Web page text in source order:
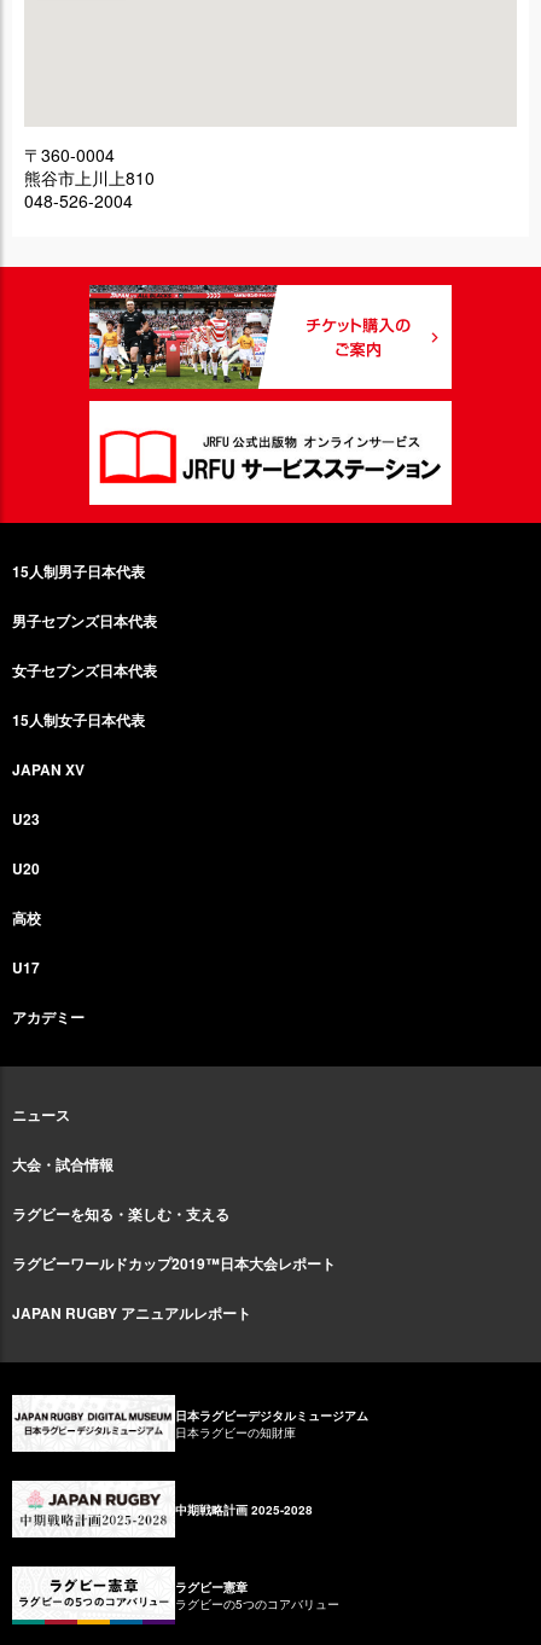
〒360-0004
熊谷市上川上810
048-526-2004
15人制男子日本代表
男子セブンズ日本代表
女子セブンズ日本代表
15人制女子日本代表
JAPAN XV
U23
U20
高校
U17
アカデミー
ニュース
大会・試合情報
ラグビーを知る・楽しむ・支える
ラグビーワールドカップ2019™日本大会レポート
JAPAN RUGBY アニュアルレポート
日本ラグビーデジタルミュージアム
日本ラグビーの知財庫
中期戦略計画 2025-2028
ラグビー憲章
ラグビーの5つのコアバリュー